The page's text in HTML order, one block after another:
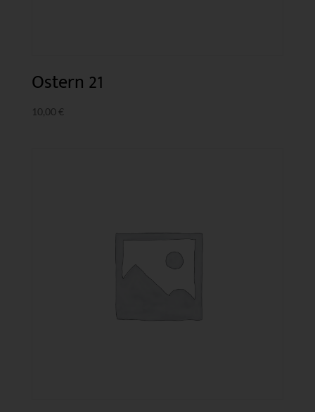
Ostern 21
10,00 €